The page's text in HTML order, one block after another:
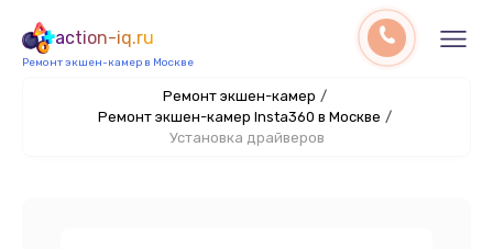
action-iq.ru
Ремонт экшен-камер в Москве
Ремонт экшен-камер /
Ремонт экшен-камер Insta360 в Москве /
Установка драйверов